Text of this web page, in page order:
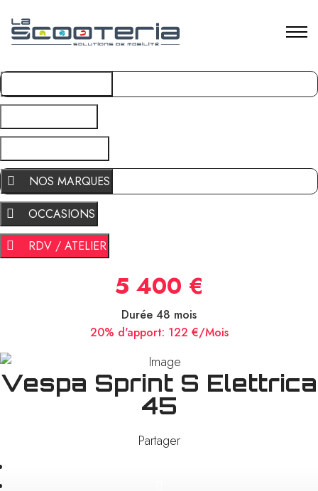
NOS MARQUES
OCCASIONS
RDV / ATELIER
5 400 €
Durée 48 mois
20% d'apport: 122 €/Mois
Vespa Sprint S Elettrica
45
Partager